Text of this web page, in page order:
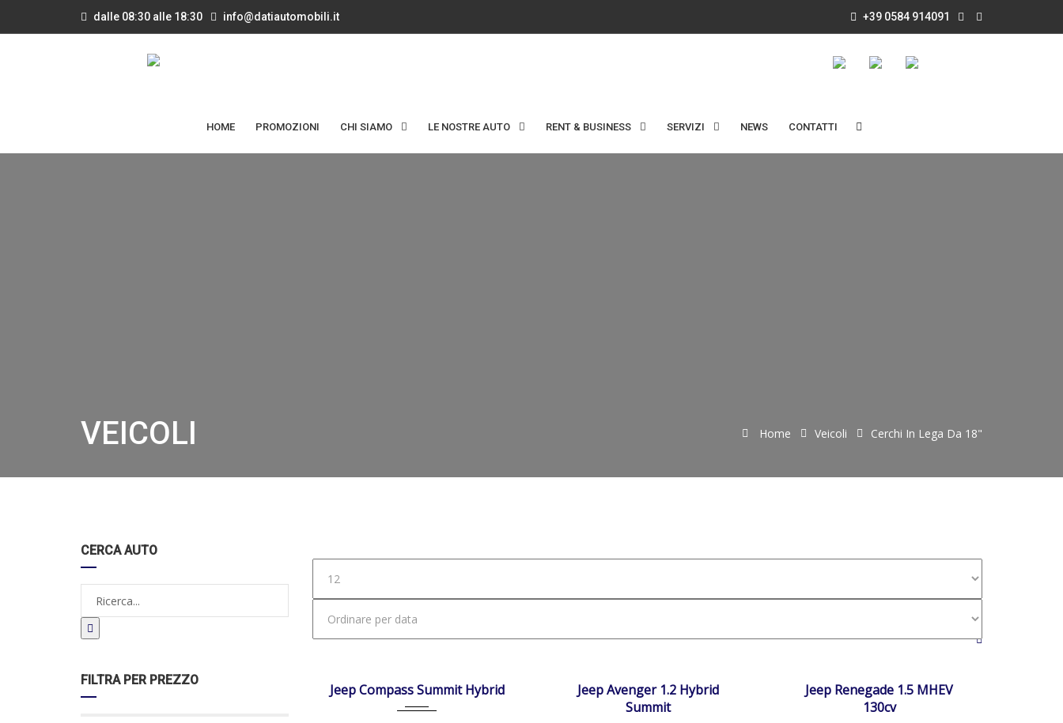
dalle 08:30 alle 18:30 info@datiautomobili.it +39 0584 914091
HOME PROMOZIONI CHI SIAMO LE NOSTRE AUTO RENT & BUSINESS SERVIZI NEWS CONTATTI
VEICOLI Home Veicoli Cerchi In Lega Da 18"
CERCA AUTO
FILTRA PER PREZZO
Jeep Compass Summit Hybrid
Jeep Avenger 1.2 Hybrid
Summit
Jeep Renegade 1.5 MHEV
130cv